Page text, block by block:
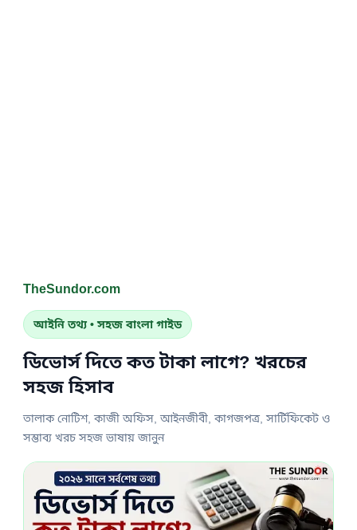
TheSundor.com
আইনি তথ্য • সহজ বাংলা গাইড
ডিভোর্স দিতে কত টাকা লাগে? খরচের
সহজ হিসাব
তালাক নোটিশ, কাজী অফিস, আইনজীবী, কাগজপত্র, সার্টিফিকেট ও
সম্ভাব্য খরচ সহজ ভাষায় জানুন